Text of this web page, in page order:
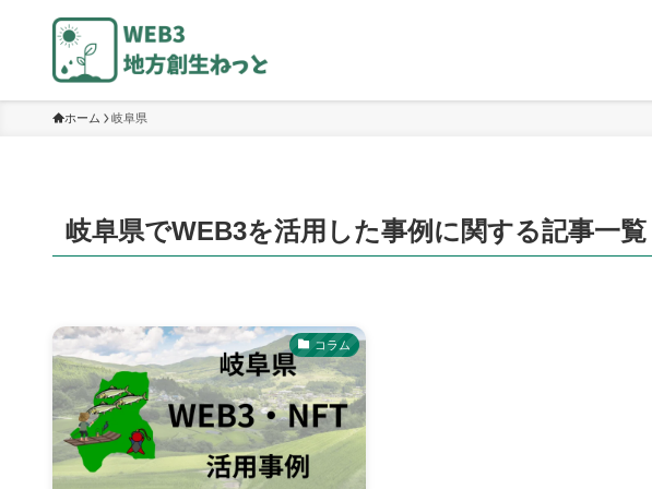
ホーム 岐阜県
岐阜県でWEB3を活用した事例に関する記事一覧
コラム